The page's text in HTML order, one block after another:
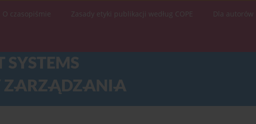
O czasopiśmie Zasady etyki publikacji według COPE Dla autorów